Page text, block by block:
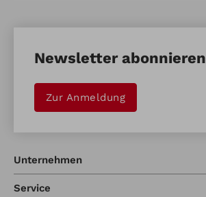
Newsletter abonnieren
Zur Anmeldung
Unternehmen
Service